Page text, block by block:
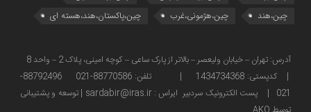
چین،هند
چین،هژمونی،غرب چین،پاکستان،هند،هسته ای
| کدپستی: 1434734368 | تلفن: 88770586-021 88792496-
021 | پست الکترونیک سردبیر ایراس : sardabir@iras.ir |
توسعه و پشتیبانی